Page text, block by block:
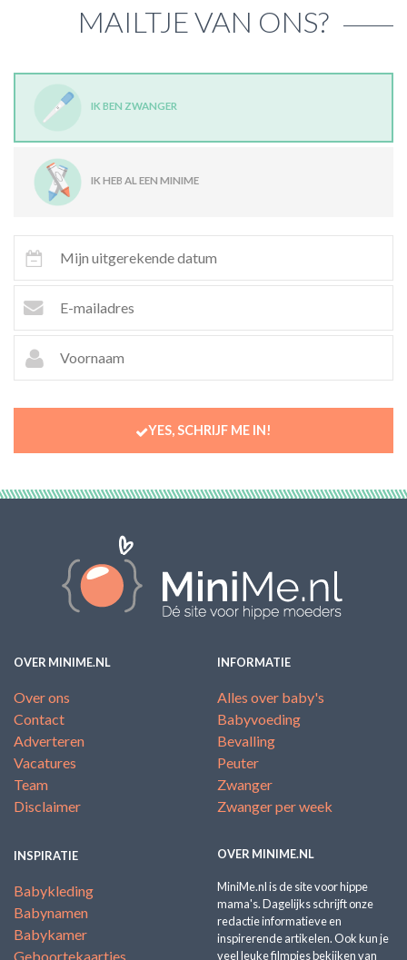
MAILTJE VAN ONS?
IK BEN ZWANGER
IK HEB AL EEN MINIME
YES, SCHRIJF ME IN!
OVER MINIME.NL
Over ons
Contact
Adverteren
Vacatures
Team
Disclaimer
INFORMATIE
Alles over baby's
Babyvoeding
Bevalling
Peuter
Zwanger
Zwanger per week
INSPIRATIE
Babykleding
Babynamen
Babykamer
Geboortekaartjes
OVER MINIME.NL
MiniMe.nl is de site voor hippe
mama's. Dagelijks schrijft onze
redactie informatieve en
inspirerende artikelen. Ook kun je
veel leuke filmpjes bekijken van